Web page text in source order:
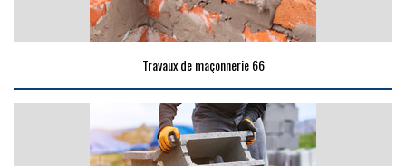
Travaux de maçonnerie 66